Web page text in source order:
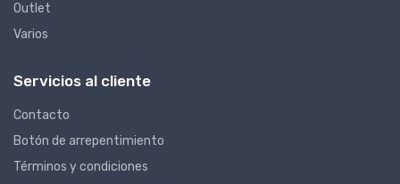
Outlet
Varios
Servicios al cliente
Contacto
Botón de arrepentimiento
Términos y condiciones